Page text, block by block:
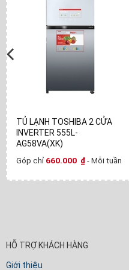
TỦ LẠNH TOSHIBA 2 CỬA
INVERTER 555L-
AG58VA(XK)
Góp chỉ 660.000 ₫- Mỗi tuần
HỖ TRỢ KHÁCH HÀNG
Giới thiệu